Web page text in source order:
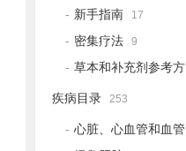
新手指南 17
密集疗法 9
草本和补充剂参考方
疾病目录 253
心脏、心血管和血管